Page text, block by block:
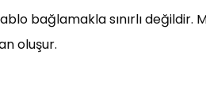
bağlamakla sınırlı
oluşur.